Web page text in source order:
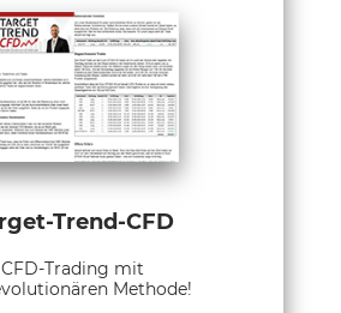
Trend-CFD
CFD-Trading mit
Methode!